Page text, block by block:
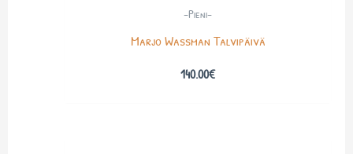
-Pieni-
Marjo Wassman Talvipäivä
140.00€